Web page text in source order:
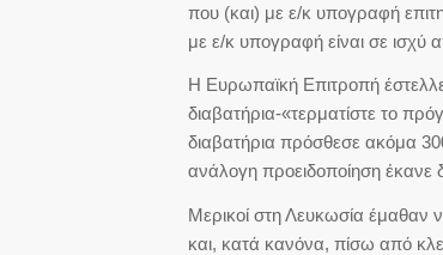
που (και) με ε/κ υπογραφή
με ε/κ υπογραφή είναι σε ισχύ
Η Ευρωπαϊκή Επιτροπή
διαβατήρια-«τερματίστε το
διαβατήρια πρόσθεσε ακόμα
ανάλογη προειδοποίηση έκανε
Μερικοί στη Λευκωσία έμαθαν
και, κατά κανόνα, πίσω από